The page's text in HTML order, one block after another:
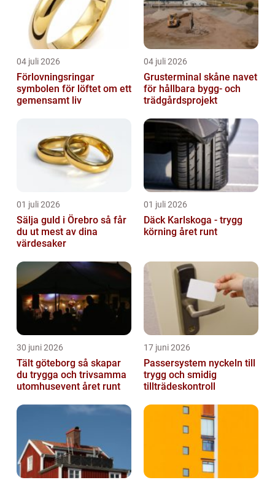
04 juli 2026
Förlovningsringar
symbolen för löftet om ett
gemensamt liv
04 juli 2026
Grusterminal skåne navet
för hållbara bygg- och
trädgårdsprojekt
01 juli 2026
Sälja guld i Örebro så får
du ut mest av dina
värdesaker
01 juli 2026
Däck Karlskoga - trygg
körning året runt
30 juni 2026
Tält göteborg så skapar
du trygga och trivsamma
utomhusevent året runt
17 juni 2026
Passersystem nyckeln till
trygg och smidig
tillträdeskontroll